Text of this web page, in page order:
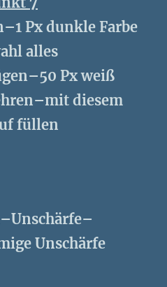
Px dunkle Farbe
alles
Px weiß
diesem
füllen
Unschärfe